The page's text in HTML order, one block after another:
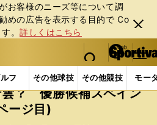
お客様のニーズ等について調
めの広告を表⽰する⽬的で Co
。詳しくはこちら
閉じ
る
web Sportiva (webスポルティーバ)
検索
マイペ
ー
ジ
メニュ
フ その他球技 その他競技 モー
海外サッカー 海外サッカー
雲？ 優勝候補スペイン
ージ目)